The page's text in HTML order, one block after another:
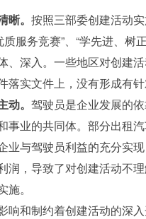
。 按照三部委创建活动
质服务竞赛”、“学先进、
、深入。一些地区对创建
落实文件上，没有形成有
。 驾驶员是企业发展的
事业的共同体。部分出租
业与驾驶员利益的充分实
润，导致了对创建活动不
。
响和制约着创建活动的深